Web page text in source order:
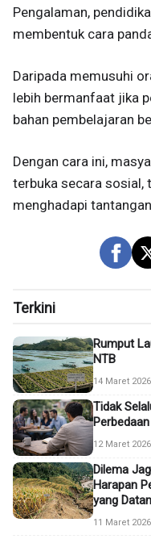
Pengalaman,
membentuk cara
Daripada memusuhi
lebih bermanfaat jika
bahan pembelajaran
Dengan cara ini,
terbuka secara sosial,
menghadapi
Terkini
Rumput
NTB
14 Maret 2026
Tidak
12 Maret 2026
Dilema
Harapan
yang
11 Maret 2026